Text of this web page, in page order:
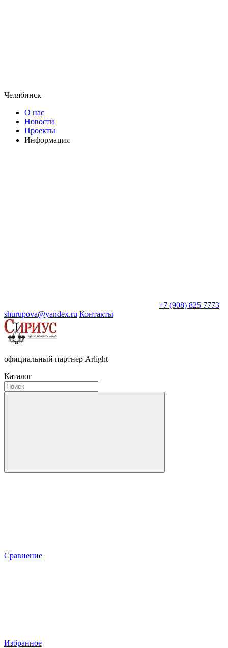
Челябинск
О нас
Новости
Проекты
Информация
+7 (908) 825 7773
shurupova@yandex.ru Контакты
официальный партнер Arlight
Каталог
Сравнение
Избранное